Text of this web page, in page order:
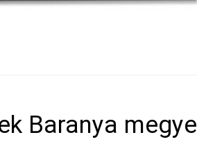
Baranya megye